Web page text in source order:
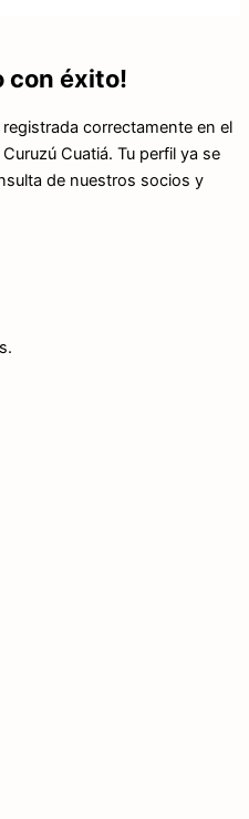
con éxito!
correctamente en el
Cuatiá. Tu perfil ya se
de nuestros socios y